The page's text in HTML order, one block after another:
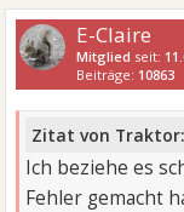
E-Claire
Mitglied seit:
Beiträge: 10863
Zitat von Traktor:
Ich beziehe es
Fehler gemacht